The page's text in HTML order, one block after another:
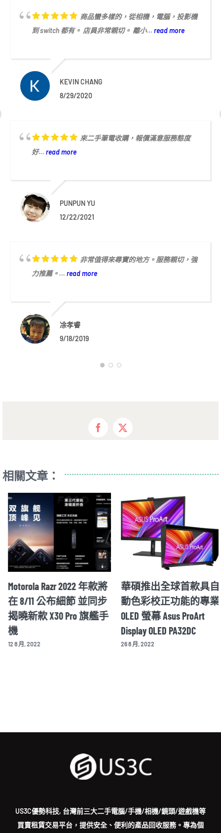
商品蠻多樣的，從相機，電腦，投影機
到 switch 都有。 店員非常親切。 離小... read more
KEVIN CHANG
8/29/2020
來二手筆電收購，報價滿意服務態度
好... read more
PUNPUN YU
12/22/2021
非常值得來尋寶的地方。服務親切，強
力推薦。... read more
凃孝睿
9/18/2019
Facebook
X
相關文章：
Motorola Razr 2022 年款將
在 8/11 公布細節 並同步
揭曉新款 X30 Pro 旗艦手
機
12 8 月, 2022
華碩推出全球首款具自
動色彩校正功能的專業
OLED 螢幕 Asus ProArt
Display OLED PA32DC
26 8 月, 2022
US3C優勢科技, 台灣前三大二手電腦/手機/相機/鏡頭/遊戲機等
買賣租賃交易平台，提供安全、便利的產品回收服務。專為個